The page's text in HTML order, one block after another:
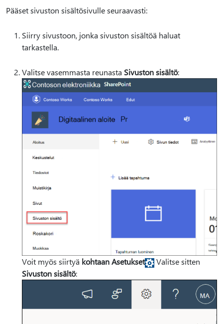
Pääset sivuston sisältösivulle seuraavasti:
Siirry sivustoon, jonka sivuston sisältöä haluat
tarkastella.
Valitse vasemmasta reunasta Sivuston sisältö:
Voit myös siirtyä kohtaan Asetukset
Valitse sitten
Sivuston sisältö: